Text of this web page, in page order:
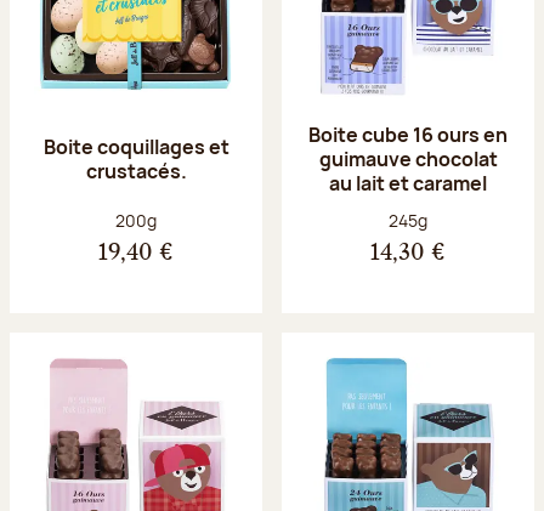
Boite coquillages et
crustacés.
Poids net :
200g
19,40 €
Boite cube 16 ours en
guimauve chocolat
au lait et caramel
Poids net :
245g
14,30 €